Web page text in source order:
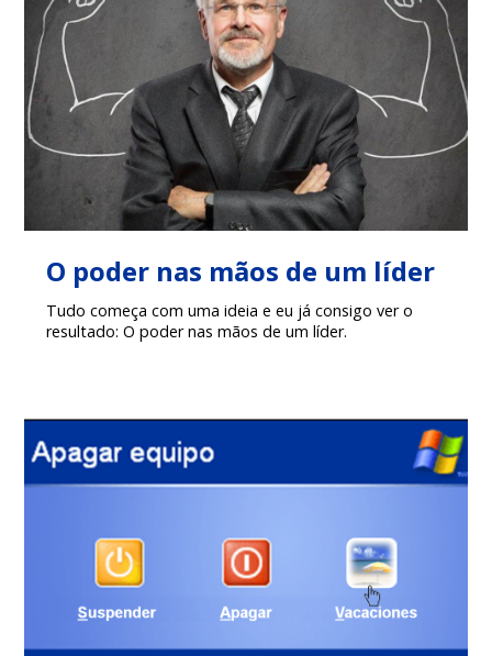
O poder nas mãos de um líder
Tudo começa com uma ideia e eu já consigo ver o
resultado: O poder nas mãos de um líder.